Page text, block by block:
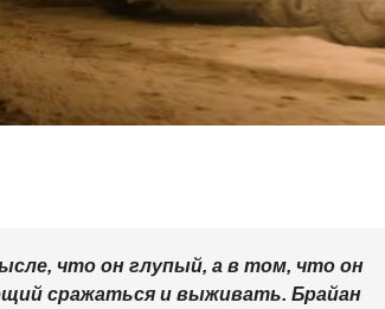
что он глупый, а в том, что он
сражаться и выживать. Брайан